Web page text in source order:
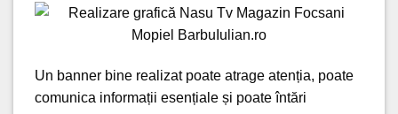
Un banner bine realizat poate atrage atenția, poate
comunica informații esențiale și poate întări